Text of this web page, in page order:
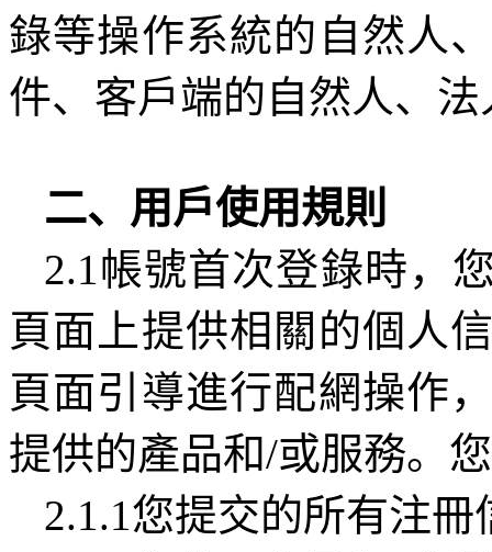
錄等操作系統的自然人
件、客戶端的自然人、
二、用戶使用規則
2.1帳號首次登錄時，
頁面上提供相關的個人
頁面引導進行配網操作
提供的產品和/或服務。
2.1.1您提交的所有注冊